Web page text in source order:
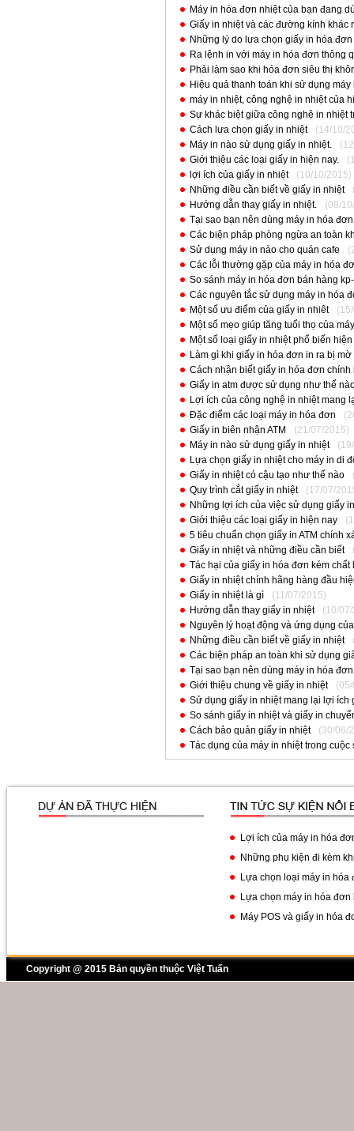
Máy in hóa đơn nhiệt của bạn đang
Giấy in nhiệt và các đường kính khác
Những lý do lựa chọn giấy in hóa
Ra lệnh in với máy in hóa đơn thông
Phải làm sao khi hóa đơn siêu thị
Hiệu quả thanh toán khi sử dụng
máy in nhiệt, công nghệ in nhiệt của
Sự khác biệt giữa công nghệ in nhiệt
Cách lựa chọn giấy in nhiệt
(14/10/
Máy in nào sử dụng giấy in nhiệt.
Giới thiệu các loại giấy in hiện nay.
lợi ích của giấy in nhiệt
(10/10/2015)
Những điều cần biết về giấy in nhiệt
Hướng dẫn thay giấy in nhiệt.
(08/
Tại sao bạn nên dùng máy in hóa
Các biện pháp phòng ngừa an toàn
Sử dụng máy in nào cho quán cafe
Các lỗi thường gặp của máy in hóa
So sánh máy in hóa đơn bán hàng
Các nguyên tắc sử dụng máy in hóa
Một số ưu điểm của giấy in nhiêt
Một số mẹo giúp tăng tuổi thọ của
Một số loại giấy in nhiệt phổ biến
Làm gì khi giấy in hóa đơn in ra bị mờ
Cách nhận biết giấy in hóa đơn chính
Giấy in atm được sử dụng như thế
Lợi ích của công nghệ in nhiệt mang
Đặc điểm các loại máy in hóa đơn
Giấy in biên nhận ATM
(21/07/2015)
Máy in nào sử dụng giấy in nhiệt
Lựa chọn giấy in nhiệt cho máy in di
Giấy in nhiệt có cậu tạo như thế nào
Quy trình cắt giấy in nhiệt
(17/07/
Những lợi ích của việc sử dụng giấy
Giới thiệu các loại giấy in hiện nay
5 tiêu chuẩn chọn giấy in ATM chính
Giấy in nhiệt và những điều cần biết
Tác hại của giấy in hóa đơn kém chất
Giấy in nhiệt chính hãng hàng đầu
Giấy in nhiệt là gì
(11/07/2015)
Hướng dẫn thay giấy in nhiệt
(10/
Nguyên lý hoạt động và ứng dụng
Những điều cần biết về giấy in nhiệt
Các biện pháp an toàn khi sử dụng
Tại sao bạn nên dùng máy in hóa
Giới thiệu chung về giấy in nhiệt
Sử dụng giấy in nhiệt mang lại lợi ích
So sánh giấy in nhiệt và giấy in
Cách bảo quản giấy in nhiệt
(30/06/
Tác dụng của máy in nhiệt trong cuộc
Lợi ích của máy in hóa
Những phụ kiện đi kèm
Lựa chọn loại máy in hóa
Lựa chọn máy in hóa
Máy POS và giấy in hóa
Copyright @ 2015 Bản quyền thuộc Việt Tuấn